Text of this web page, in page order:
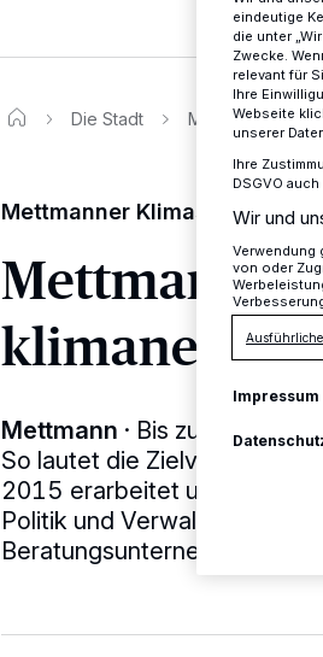
Die Stadt Mettmann soll
Mettmanner
Mettmann
Mettmann · Bis zum Jahr
So lautet die Zielvorgabe
2015 erarbeitet und im
Politik und Verwaltung sowie
Beratungsunternehmens
eindeutige
die unter
Zwecke.
relevant für
Ihre
Webseite
unserer
Ihre
DSGVO
Wir und
Verwendung
von oder
Impressum